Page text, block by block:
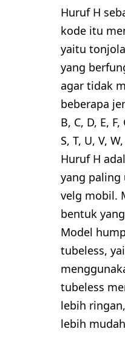
Huruf H
kode itu
yaitu
yang
agar tidak
beberapa
B, C, D, E,
S, T, U, V,
Huruf H
yang paling
velg mobil.
bentuk
Model
tubeless,
tubeless
lebih
lebih